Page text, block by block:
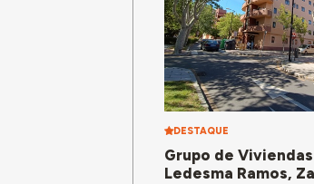
DESTAQUE
Grupo de
Ledesma Ramos,